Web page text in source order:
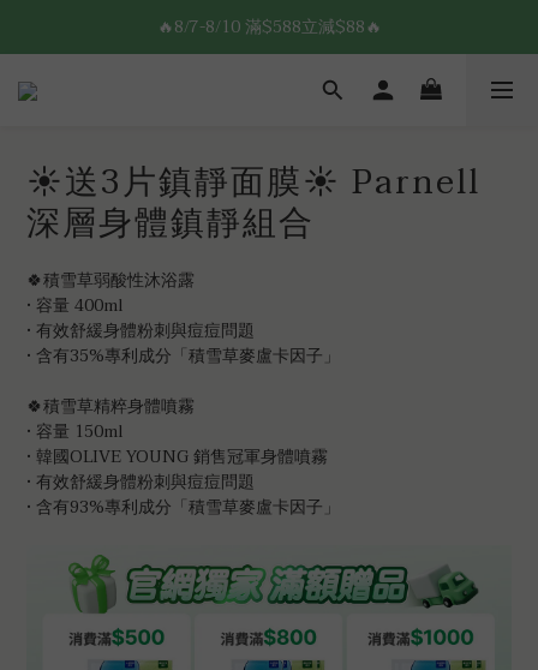
8/7-8/10 全館限時$188免運🛒
🔥8/7-8/10 滿$588立減$88🔥
8/7-8/10 全館限時$188免運🛒
☀️送3片鎮靜面膜☀️ Parnell
深層身體鎮靜組合
🍀積雪草弱酸性沐浴露
• 容量 400ml
• 有效舒緩身體粉刺與痘痘問題
• 含有35%專利成分「積雪草麥盧卡因子」
🍀積雪草精粹身體噴霧
• 容量 150ml
• 韓國OLIVE YOUNG 銷售冠軍身體噴霧
• 有效舒緩身體粉刺與痘痘問題
• 含有93%專利成分「積雪草麥盧卡因子」